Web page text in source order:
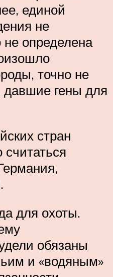
единой
не
не определена
точно не
гены для
стран
для охоты.
обязаны
и «водяным»